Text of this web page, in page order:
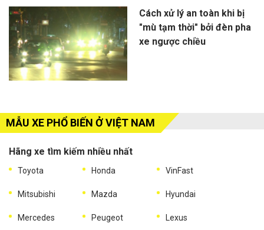
Cách xử lý an toàn khi bị
"mù tạm thời" bởi đèn pha
xe ngược chiều
MẪU XE PHỔ BIẾN Ở VIỆT NAM
Hãng xe tìm kiếm nhiều nhất
Toyota Honda VinFast
Mitsubishi Mazda Hyundai
Mercedes Peugeot Lexus